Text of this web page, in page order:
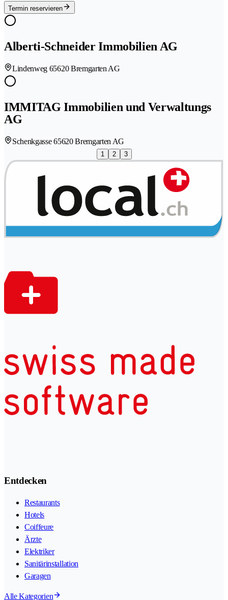
Termin reservieren
Alberti-Schneider Immobilien AG
Lindenweg 65620 Bremgarten AG
IMMITAG Immobilien und Verwaltungs
AG
Schenkgasse 65620 Bremgarten AG
1 2 3
Entdecken
Restaurants
Hotels
Coiffeure
Ärzte
Elektriker
Sanitärinstallation
Garagen
Alle Kategorien